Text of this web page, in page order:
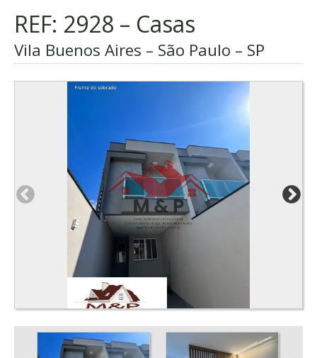
REF: 2928 – Casas
Vila Buenos Aires – São Paulo – SP